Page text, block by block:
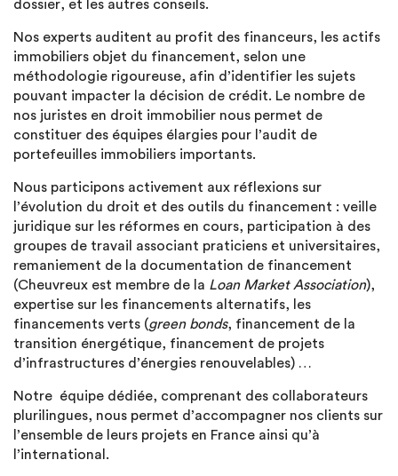
dossier, et les autres conseils.
Nos experts auditent au profit des financeurs, les actifs
immobiliers objet du financement, selon une
méthodologie rigoureuse, afin d’identifier les sujets
pouvant impacter la décision de crédit. Le nombre de
nos juristes en droit immobilier nous permet de
constituer des équipes élargies pour l’audit de
portefeuilles immobiliers importants.
Nous participons activement aux réflexions sur
l’évolution du droit et des outils du financement : veille
juridique sur les réformes en cours, participation à des
groupes de travail associant praticiens et universitaires,
remaniement de la documentation de financement
(Cheuvreux est membre de la Loan Market Association),
expertise sur les financements alternatifs, les
financements verts (green bonds, financement de la
transition énergétique, financement de projets
d’infrastructures d’énergies renouvelables) …
Notre équipe dédiée, comprenant des collaborateurs
plurilingues, nous permet d’accompagner nos clients sur
l’ensemble de leurs projets en France ainsi qu’à
l’international.